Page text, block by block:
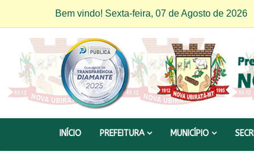
Bem vindo! Sexta-feira, 07 de Agosto de 2026
INÍCIO PREFEITURA MUNICÍPIO